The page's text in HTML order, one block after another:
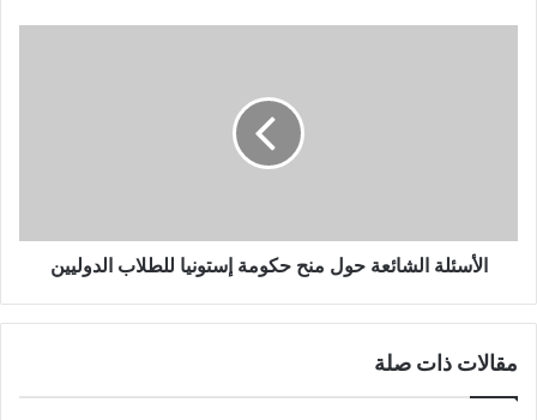
الأسئلة الشائعة حول منح حكومة إستونيا للطلاب الدوليين
مقالات ذات صلة